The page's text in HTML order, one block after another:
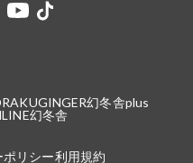
GINGER幻冬舎plus
幻冬舎
リシー利用規約